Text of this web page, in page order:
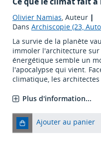
Olivier Namias, Auteur |
Dans Archiscopie (23,
La survie de la planète
immoler l'architecture
énergétique semble un
l'apocalypse qui vient.
climatique, les
Plus d'information...
Ajouter au panier